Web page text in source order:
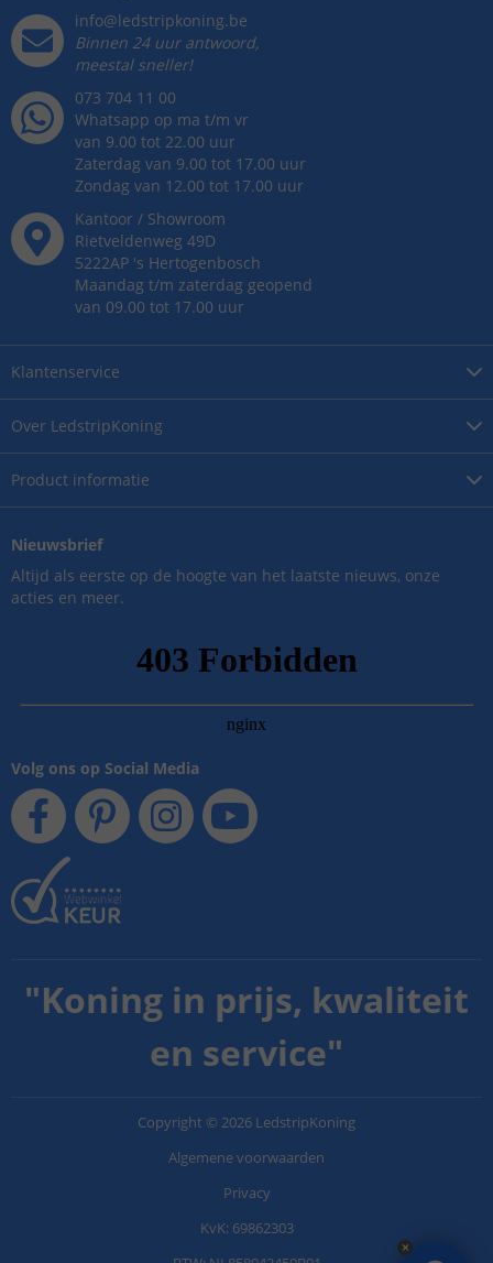
Over LedstripKoning
Product informatie
Klantenservice
info@ledstripkoning.be
Binnen 24 uur antwoord,
meestal sneller!
073 704 11 00
Whatsapp op ma t/m vr
van 9.00 tot 22.00 uur
Zaterdag van 9.00 tot 17.00 uur
Zondag van 12.00 tot 17.00 uur
Kantoor / Showroom
Rietveldenweg 49D
5222AP 's Hertogenbosch
Maandag t/m zaterdag geopend
van 09.00 tot 17.00 uur
Nieuwsbrief
Altijd als eerste op de hoogte van het laatste nieuws, onze
acties en meer.
Volg ons op Social Media
"Koning in prijs, kwaliteit
en service"
Copyright © 2026 LedstripKoning
Algemene voorwaarden
Privacy
KvK: 69862303